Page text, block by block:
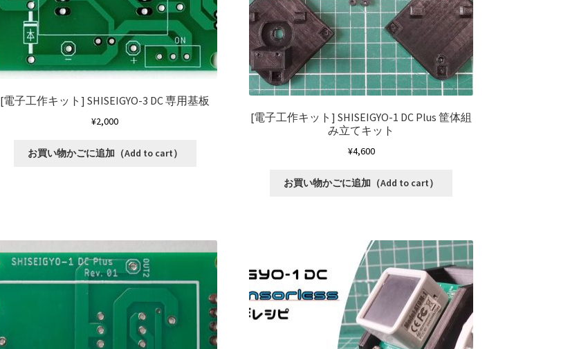
[電子工作キット]SHISEIGYO-3 DC 専用基板
¥2,000
お買い物かごに追加（Add to cart）
[電子工作キット]SHISEIGYO-1 DC Plus 筐体組
み立てキット
¥4,600
お買い物かごに追加（Add to cart）